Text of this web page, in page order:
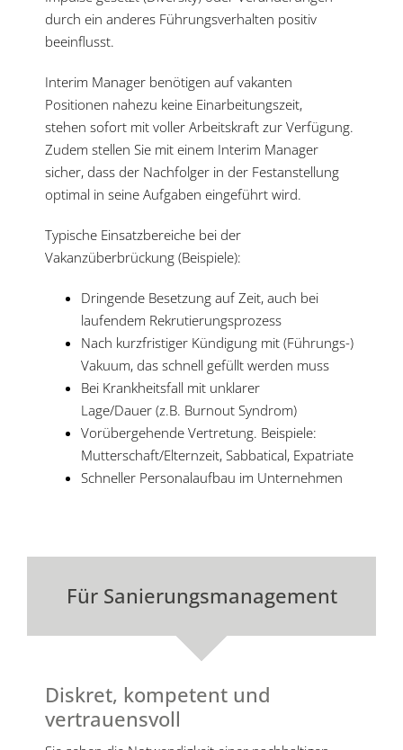
durch ein anderes Führungsverhalten positiv
beeinflusst.
Interim Manager benötigen auf vakanten
Positionen nahezu keine Einarbeitungszeit,
stehen sofort mit voller Arbeitskraft zur Verfügung.
Zudem stellen Sie mit einem Interim Manager
sicher, dass der Nachfolger in der Festanstellung
optimal in seine Aufgaben eingeführt wird.
Typische Einsatzbereiche bei der
Vakanzüberbrückung (Beispiele):
Dringende Besetzung auf Zeit, auch bei
laufendem Rekrutierungsprozess
Nach kurzfristiger Kündigung mit (Führungs-)
Vakuum, das schnell gefüllt werden muss
Bei Krankheitsfall mit unklarer
Lage/Dauer (z.B. Burnout Syndrom)
Vorübergehende Vertretung. Beispiele:
Mutterschaft/Elternzeit, Sabbatical, Expatriate
Schneller Personalaufbau im Unternehmen
Für Sanierungsmanagement
Diskret, kompetent und
vertrauensvoll